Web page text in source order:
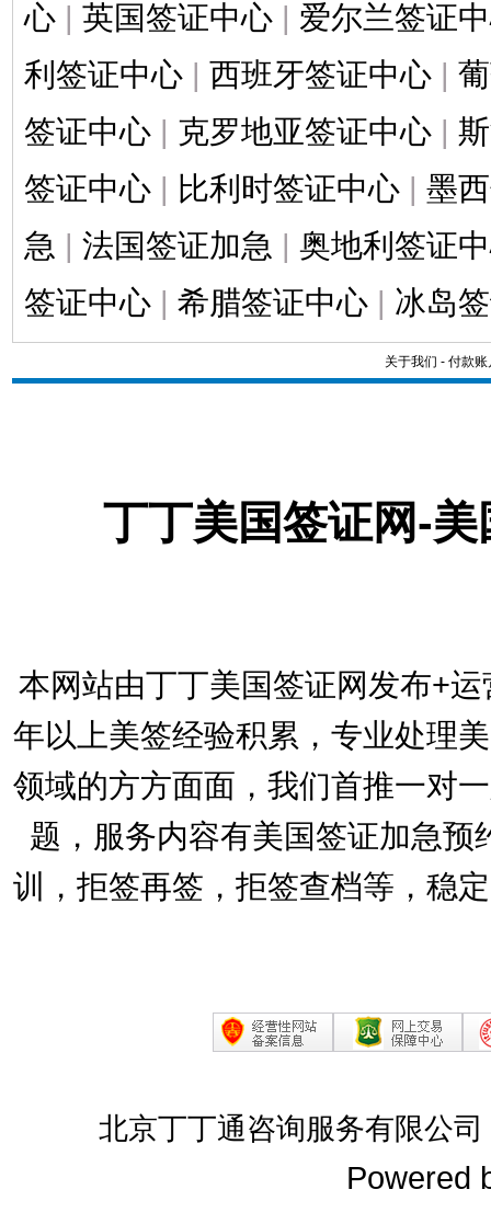
心 | 英国签证中心 | 爱尔兰签证
利签证中心 | 西班牙签证中心 |
签证中心 | 克罗地亚签证中心 |
签证中心 | 比利时签证中心 | 墨
急 | 法国签证加急 | 奥地利签证
签证中心 | 希腊签证中心 | 冰岛
关于我们 - 付款账
丁丁美国签证网-
本网站由丁丁美国签证网发布+
年以上美签经验积累，专业处理
领域的方方面面，我们首推一对
题，服务内容有美国签证加急
训，拒签再签，拒签查档等，稳
北京丁丁通咨询服务有限公
Powered